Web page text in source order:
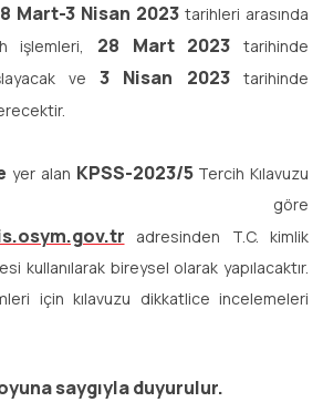
Mart-3 Nisan 2023 tarihleri arasında
işlemleri, 28 Mart2023 tarihinde
ve3 Nisan 2023tarihinde
yer alan KPSS-2023/5Tercih Kılavuzu
göre
adresinden T.C. kimlik
kullanılarak bireysel olarak yapılacaktır.
için kılavuzu dikkatlice incelemeleri
saygıyla duyurulur.